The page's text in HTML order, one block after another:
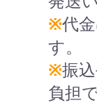
※代
す。
※振
負担